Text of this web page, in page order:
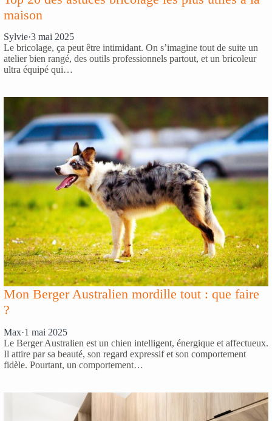
maison
Sylvie·3 mai 2025
Le bricolage, ça peut être intimidant. On s’imagine tout de suite un
atelier bien rangé, des outils professionnels partout, et un bricoleur
ultra équipé qui…
Mon Berger Australien mordille tout : que faire
?
Max·1 mai 2025
Le Berger Australien est un chien intelligent, énergique et affectueux.
Il attire par sa beauté, son regard expressif et son comportement
fidèle. Pourtant, un comportement…